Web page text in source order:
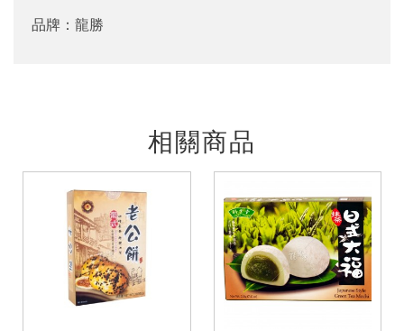
品牌：龍勝
相關商品